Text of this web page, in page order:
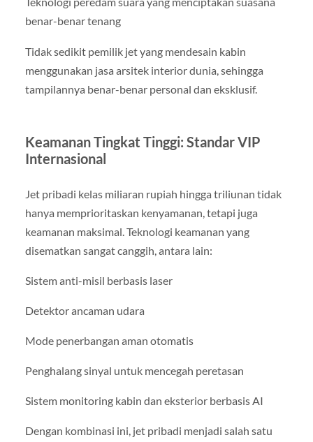
benar-benar tenang
Tidak sedikit pemilik jet yang mendesain kabin
menggunakan jasa arsitek interior dunia, sehingga
tampilannya benar-benar personal dan eksklusif.
Keamanan Tingkat Tinggi: Standar VIP
Internasional
Jet pribadi kelas miliaran rupiah hingga triliunan tidak
hanya memprioritaskan kenyamanan, tetapi juga
keamanan maksimal. Teknologi keamanan yang
disematkan sangat canggih, antara lain:
Sistem anti-misil berbasis laser
Detektor ancaman udara
Mode penerbangan aman otomatis
Penghalang sinyal untuk mencegah peretasan
Sistem monitoring kabin dan eksterior berbasis AI
Dengan kombinasi ini, jet pribadi menjadi salah satu